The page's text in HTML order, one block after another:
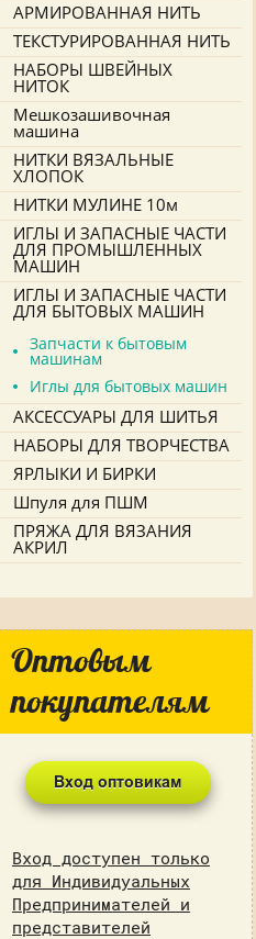
АРМИРОВАННАЯ НИТЬ
ТЕКСТУРИРОВАННАЯ НИТЬ
НАБОРЫ ШВЕЙНЫХ
НИТОК
Мешкозашивочная
машина
НИТКИ ВЯЗАЛЬНЫЕ
ХЛОПОК
НИТКИ МУЛИНЕ 10м
ИГЛЫ И ЗАПАСНЫЕ ЧАСТИ
ДЛЯ ПРОМЫШЛЕННЫХ
МАШИН
ИГЛЫ И ЗАПАСНЫЕ ЧАСТИ
ДЛЯ БЫТОВЫХ МАШИН
Запчасти к бытовым
машинам
Иглы для бытовых машин
АКСЕССУАРЫ ДЛЯ ШИТЬЯ
НАБОРЫ ДЛЯ ТВОРЧЕСТВА
ЯРЛЫКИ И БИРКИ
Шпуля для ПШМ
ПРЯЖА ДЛЯ ВЯЗАНИЯ
АКРИЛ
Оптовым
покупателям
Вход доступен только
для Индивидуальных
Предпринимателей и
представителей